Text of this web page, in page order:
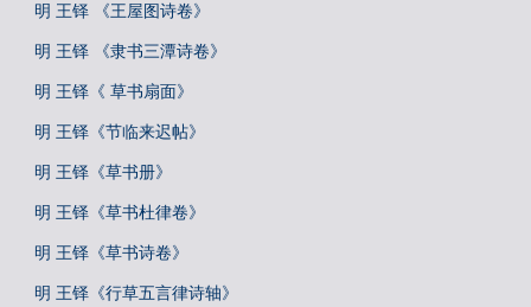
明 王铎 《王屋图诗卷》
明 王铎 《隶书三潭诗卷》
明 王铎《 草书扇面》
明 王铎《节临来迟帖》
明 王铎《草书册》
明 王铎《草书杜律卷》
明 王铎《草书诗卷》
明 王铎《行草五言律诗轴》